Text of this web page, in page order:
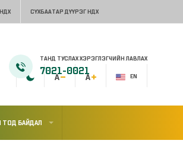
СҮХБААТАР ДҮҮРЭГ НДХ
EN
ТАНД ТУСЛАХ ХЭРЭГЛЭГЧИЙН ЛАВЛАХ
7021-0021
ТОД БАЙДАЛ